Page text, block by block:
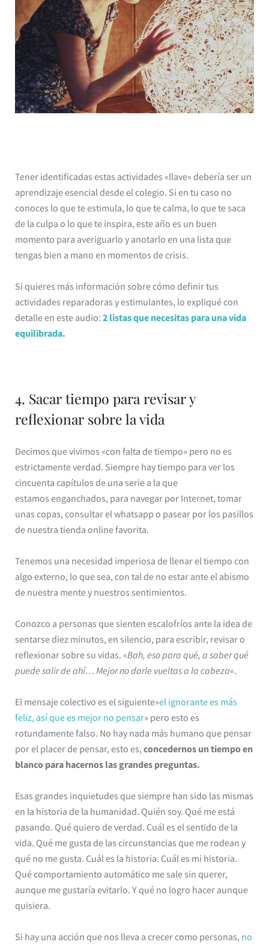
Tener identificadas estas actividades «llave» debería ser un
aprendizaje esencial desde el colegio. Si en tu caso no
conoces lo que te estimula, lo que te calma, lo que te saca
de la culpa o lo que te inspira, este año es un buen
momento para averiguarlo y anotarlo en una lista que
tengas bien a mano en momentos de crisis.
Si quieres más información sobre cómo definir tus
actividades reparadoras y estimulantes, lo expliqué con
detalle en este audio: 2 listas que necesitas para una vida
equilibrada.
4. Sacar tiempo para revisar y
reflexionar sobre la vida
Decimos que vivimos «con falta de tiempo» pero no es
estrictamente verdad. Siempre hay tiempo para ver los
cincuenta capítulos de una serie a la que
estamos enganchados, para navegar por Internet, tomar
unas copas, consultar el whatsapp o pasear por los pasillos
de nuestra tienda online favorita.
Tenemos una necesidad imperiosa de llenar el tiempo con
algo externo, lo que sea, con tal de no estar ante el abismo
de nuestra mente y nuestros sentimientos.
Conozco a personas que sienten escalofríos ante la idea de
sentarse diez minutos, en silencio, para escribir, revisar o
reflexionar sobre su vidas. «Bah, eso para qué, a saber qué
puede salir de ahí… Mejor no darle vueltas a la cabeza«.
El mensaje colectivo es el siguiente»el ignorante es más
feliz, así que es mejor no pensar» pero esto es
rotundamente falso. No hay nada más humano que pensar
por el placer de pensar, esto es, concedernos un tiempo en
blanco para hacernos las grandes preguntas.
Esas grandes inquietudes que siempre han sido las mismas
en la historia de la humanidad. Quién soy. Qué me está
pasando. Qué quiero de verdad. Cuál es el sentido de la
vida. Qué me gusta de las circunstancias que me rodean y
qué no me gusta. Cuál es la historia. Cuál es mi historia.
Qué comportamiento automático me sale sin querer,
aunque me gustaría evitarlo. Y qué no logro hacer aunque
quisiera.
Si hay una acción que nos lleva a crecer como personas, no